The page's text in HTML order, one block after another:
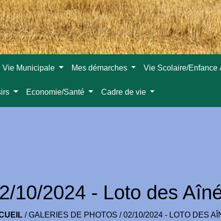
Vie Municipale Mes démarches Vie Scolaire/
Economie/Santé Cadre de vie
10/2024 - Loto des
/GALERIES DE PHOTOS /02/10/2024 - LOTO DES